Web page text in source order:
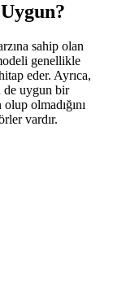
sahip olan
genellikle
eder. Ayrıca,
de uygun bir
olmadığını
vardır.